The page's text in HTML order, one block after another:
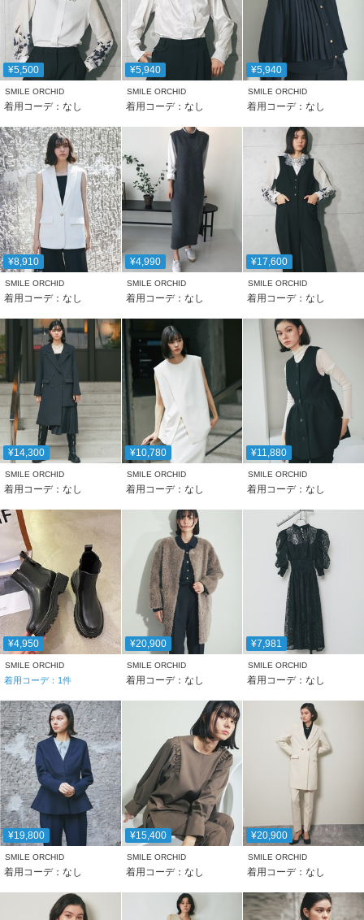
¥5,500
SMILE ORCHID
着用コーデ：なし
¥5,940
SMILE ORCHID
着用コーデ：なし
¥5,940
SMILE ORCHID
着用コーデ：なし
¥8,910
SMILE ORCHID
着用コーデ：なし
¥4,990
SMILE ORCHID
着用コーデ：なし
¥17,600
SMILE ORCHID
着用コーデ：なし
¥14,300
SMILE ORCHID
着用コーデ：なし
¥10,780
SMILE ORCHID
着用コーデ：なし
¥11,880
SMILE ORCHID
着用コーデ：なし
¥4,950
SMILE ORCHID
着用コーデ： 1 件
¥20,900
SMILE ORCHID
着用コーデ：なし
¥7,981
SMILE ORCHID
着用コーデ：なし
¥19,800
SMILE ORCHID
着用コーデ：なし
¥15,400
SMILE ORCHID
着用コーデ：なし
¥20,900
SMILE ORCHID
着用コーデ：なし